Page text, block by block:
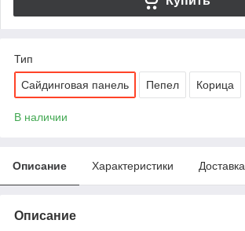
Тип
Сайдинговая панель Пепел Корица
В наличии
Описание Характеристики Доставка
Описание